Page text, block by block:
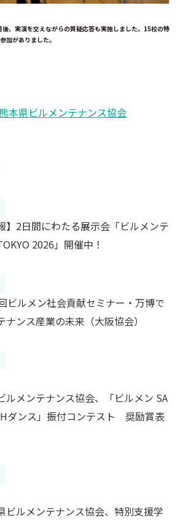
、実演を交えながらの質疑応答も実施しました。15校の特
加がありました。
本県ビルメンテナンス協会
】2日間にわたる展示会「ビルメンテ
2026」開催中！
ビルメン社会貢献セミナー・万博で
ンス産業の未来（大阪協会）
ルメンテナンス協会、「ビルメン SA
ダンス」振付コンテスト 奨励賞表
ビルメンテナンス協会、特別支援学